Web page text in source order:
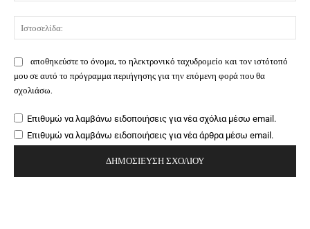
αποθηκεύστε το όνομα, το ηλεκτρονικό ταχυδρομείο και τον ιστότοπό
μου σε αυτό το πρόγραμμα περιήγησης για την επόμενη φορά που θα
σχολιάσω.
Επιθυμώ να λαμβάνω ειδοποιήσεις για νέα σχόλια μέσω email.
Επιθυμώ να λαμβάνω ειδοποιήσεις για νέα άρθρα μέσω email.